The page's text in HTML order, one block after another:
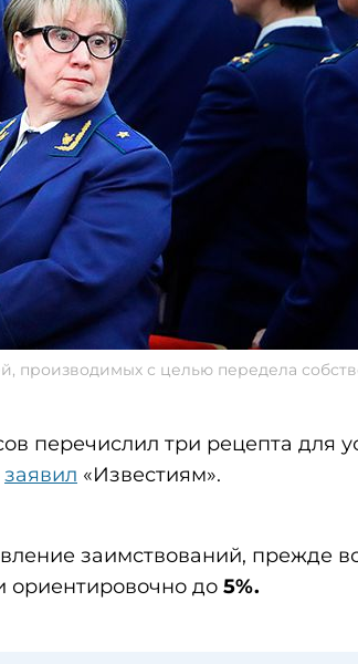
производимых с целью передела
перечислил три рецепта для
заявил «Известиям».
заимствований, прежде
ориентировочно до 5%.